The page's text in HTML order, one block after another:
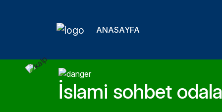
ANASAYFA
İslami sohbet